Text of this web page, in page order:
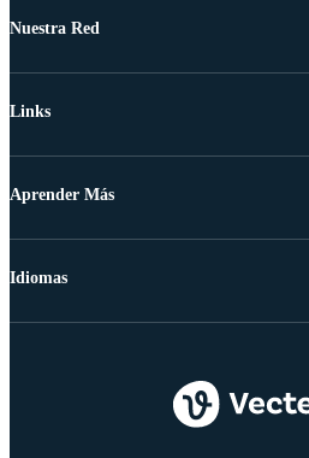
Nuestra Red
Links
Aprender Más
Idiomas